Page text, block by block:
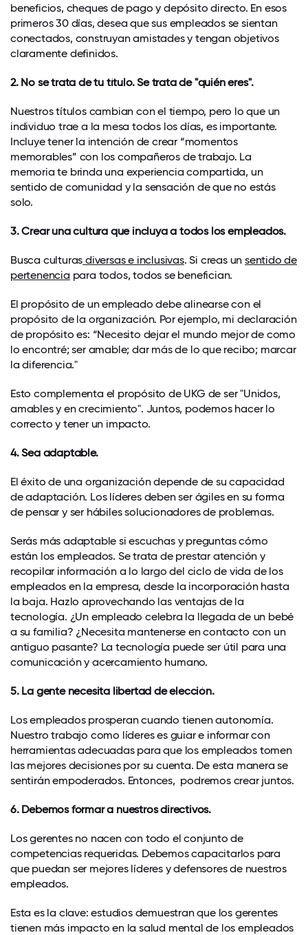
beneficios, cheques de pago y depósito directo. En esos
primeros 30 días, desea que sus empleados se sientan
conectados, construyan amistades y tengan objetivos
claramente definidos.
2. No se trata de tu título. Se trata de "quién eres".
Nuestros títulos cambian con el tiempo, pero lo que un
individuo trae a la mesa todos los días, es importante.
Incluye tener la intención de crear “momentos
memorables” con los compañeros de trabajo. La
memoria te brinda una experiencia compartida, un
sentido de comunidad y la sensación de que no estás
solo.
3. Crear una cultura que incluya a todos los empleados.
Busca culturas diversas e inclusivas. Si creas unsentido de
pertenencia para todos, todos se benefician.
El propósito de un empleado debe alinearse con el
propósito de la organización. Por ejemplo, mi declaración
de propósito es: “Necesito dejar el mundo mejor de como
lo encontré; ser amable; dar más de lo que recibo; marcar
la diferencia."
Esto complementa el propósito de UKG de ser "Unidos,
amables y en crecimiento". Juntos, podemos hacer lo
correcto y tener un impacto.
4. Sea adaptable.
El éxito de una organización depende de su capacidad
de adaptación. Los líderes deben ser ágiles en su forma
de pensar y ser hábiles solucionadores de problemas.
Serás más adaptable si escuchas y preguntas cómo
están los empleados. Se trata de prestar atención y
recopilar información a lo largo del ciclo de vida de los
empleados en la empresa, desde la incorporación hasta
la baja. Hazlo aprovechando las ventajas de la
tecnología. ¿Un empleado celebra la llegada de un bebé
a su familia? ¿Necesita mantenerse en contacto con un
antiguo pasante? La tecnología puede ser útil para una
comunicación y acercamiento humano.
5. La gente necesita libertad de elección.
Los empleados prosperan cuando tienen autonomía.
Nuestro trabajo como líderes es guiar e informar con
herramientas adecuadas para que los empleados tomen
las mejores decisiones por su cuenta. De esta manera se
sentirán empoderados. Entonces, podremos crear juntos.
6. Debemos formar a nuestros directivos.
Los gerentes no nacen con todo el conjunto de
competencias requeridas. Debemos capacitarlos para
que puedan ser mejores líderes y defensores de nuestros
empleados.
Esta es la clave: estudios demuestran que los gerentes
tienen más impacto en la salud mental de los empleados